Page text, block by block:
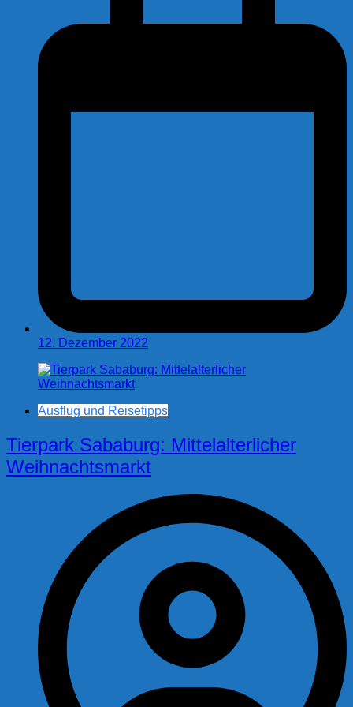
12. Dezember 2022
Ausflug und Reisetipps
Tierpark Sababurg: Mittelalterlicher
Weihnachtsmarkt